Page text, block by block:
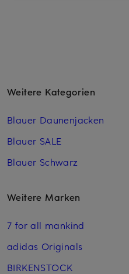
Weitere Kategorien
Blauer Daunenjacken
Blauer SALE
Blauer Schwarz
Weitere Marken
7 for all mankind
adidas Originals
BIRKENSTOCK